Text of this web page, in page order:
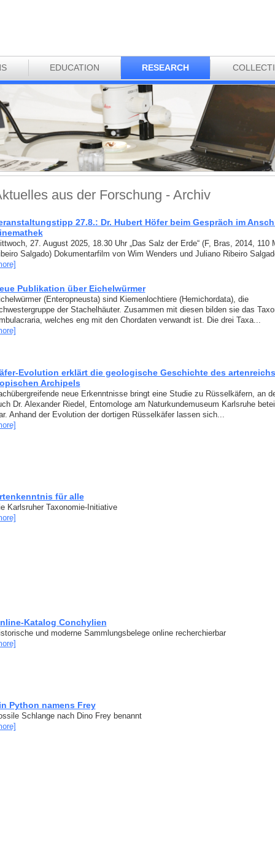
EDUCATION RESEARCH
aus der Forschung - Archiv
27.8.: Dr. Hubert Höfer beim Gespräch im
27. August 2025, 18.30 Uhr „Das Salz der Erde“ (F, Bras, 2014,
Salgado) Dokumentarfilm von Wim Wenders und Juliano Ribeiro
Publikation über Eichelwürmer
(Enteropneusta) sind Kiemenlochtiere (Hemichordata), die
der Stachelhäuter. Zusammen mit diesen bilden sie das
welches eng mit den Chordaten verwandt ist. Die drei Taxa...
Evolution erklärt die geologische Geschichte des
Archipels
neue Erkenntnisse bringt eine Studie zu Rüsselkäfern, an
Dr. Alexander Riedel, Entomologe am Naturkundemuseum Karlsruhe
Anhand der Evolution der dortigen Rüsselkäfer lassen sich...
für alle
Karlsruher Taxonomie-Initiative
Katalog Conchylien
und moderne Sammlungsbelege online recherchierbar
Python namens Frey
Schlange nach Dino Frey benannt